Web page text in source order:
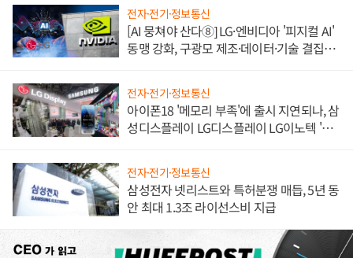
전자·전기·정보통신
[AI 뭉쳐야 산다⑧] LG·엔비디아 '피지컬 AI'
동맹 강화, 구광모 제조·데이터·기술 결집
전자·전기·정보통신
아이폰18 '메모리 부족'에 출시 지연되나, 삼
성디스플레이 LG디스플레이 LG이노텍 '탈
전자·전기·정보통신
삼성전자 넷리스트와 특허분쟁 매듭, 5년 동
안 최대 1.3조 라이선스비 지급